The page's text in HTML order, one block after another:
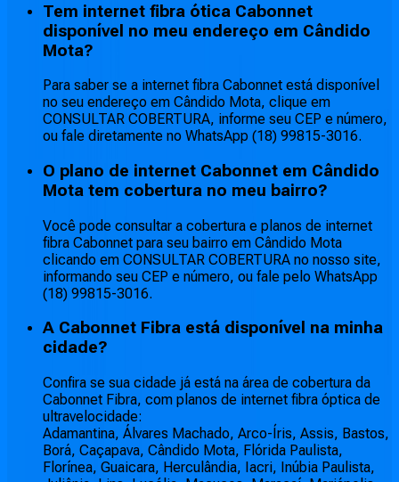
Tem internet fibra ótica Cabonnet
disponível no meu endereço em Cândido
Mota?
Para saber se a internet fibra Cabonnet está disponível
no seu endereço em Cândido Mota, clique em
CONSULTAR COBERTURA, informe seu CEP e número,
ou fale diretamente no WhatsApp (18) 99815-3016.
O plano de internet Cabonnet em Cândido
Mota tem cobertura no meu bairro?
Você pode consultar a cobertura e planos de internet
fibra Cabonnet para seu bairro em Cândido Mota
clicando em CONSULTAR COBERTURA no nosso site,
informando seu CEP e número, ou fale pelo WhatsApp
(18) 99815-3016.
A Cabonnet Fibra está disponível na minha
cidade?
Confira se sua cidade já está na área de cobertura da
Cabonnet Fibra, com planos de internet fibra óptica de
ultravelocidade:
Adamantina, Álvares Machado, Arco-Íris, Assis, Bastos,
Borá, Caçapava, Cândido Mota, Flórida Paulista,
Florínea, Guaicara, Herculândia, Iacri, Inúbia Paulista,